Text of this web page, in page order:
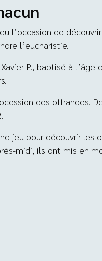
l’occasion de
l’eucharistie.
P., baptisé à l’âge
des offrandes.
jeu pour découvrir les
midi, ils ont mis en